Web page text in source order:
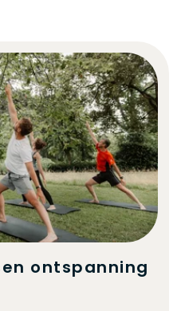
ontspanning